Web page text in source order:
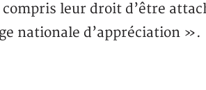
leur droit d’être
nationale d’appréciation ».